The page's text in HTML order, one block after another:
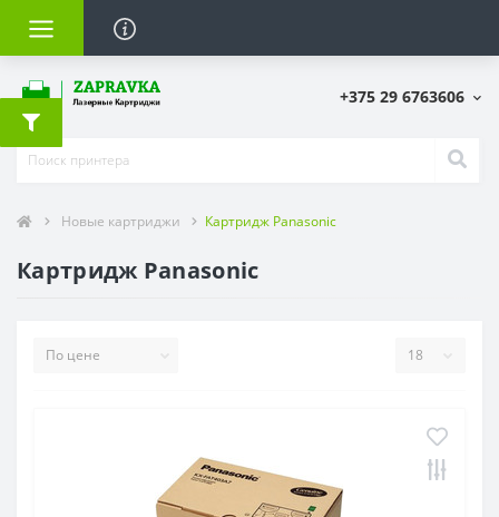
+375 29 6763606
Новые картриджи Картридж Panasonic
Картридж Panasonic